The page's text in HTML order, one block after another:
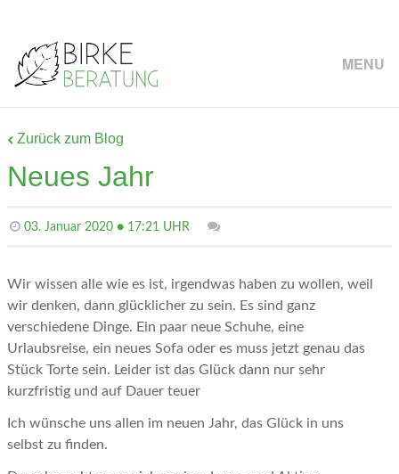
MENU
Zurück zum Blog
Neues Jahr
03. Januar 2020 ● 17:21 UHR
Wir wissen alle wie es ist, irgendwas haben zu wollen, weil
wir denken, dann glücklicher zu sein. Es sind ganz
verschiedene Dinge. Ein paar neue Schuhe, eine
Urlaubsreise, ein neues Sofa oder es muss jetzt genau das
Stück Torte sein. Leider ist das Glück dann nur sehr
kurzfristig und auf Dauer teuer
Ich wünsche uns allen im neuen Jahr, das Glück in uns
selbst zu finden.